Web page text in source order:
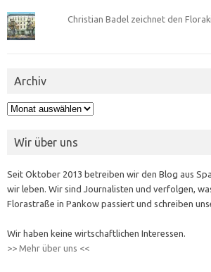
Christian Badel zeichnet den
Archiv
Archiv
Wir über uns
Seit Oktober 2013 betreiben wir den Blog aus
wir leben. Wir sind Journalisten und verfolgen,
Florastraße in Pankow passiert und schreiben
Wir haben keine wirtschaftlichen Interessen.
>> Mehr über uns <<